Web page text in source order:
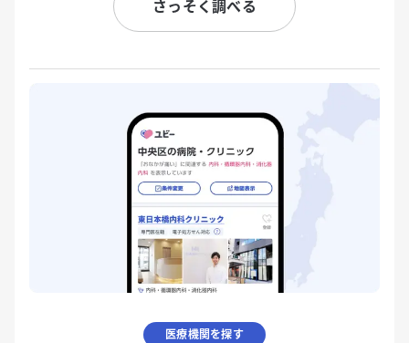
さっそく調べる
医療機関を探す